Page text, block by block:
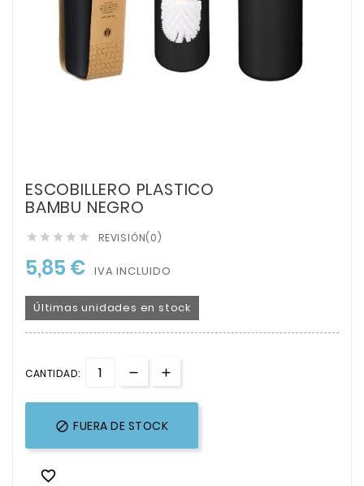
ESCOBILLERO PLASTICO
BAMBU NEGRO
     REVISIÓN(0)
5,85 € IVA INCLUIDO
Últimas unidades en stock
CANTIDAD:
 FUERA DE STOCK
